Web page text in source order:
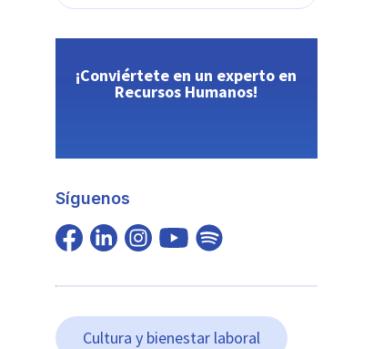
¡Conviértete en un experto en
Recursos Humanos!
Síguenos
Cultura y bienestar laboral